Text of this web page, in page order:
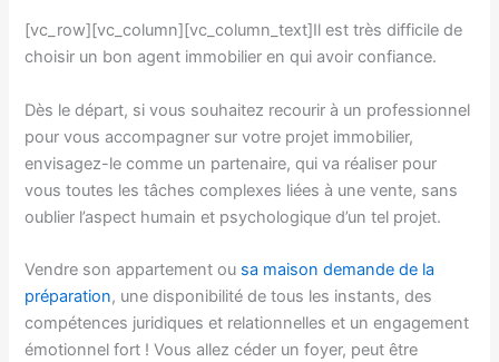
[vc_row][vc_column][vc_column_text]Il est très difficile de
choisir un bon agent immobilier en qui avoir confiance.
Dès le départ, si vous souhaitez recourir à un professionnel
pour vous accompagner sur votre projet immobilier,
envisagez-le comme un partenaire, qui va réaliser pour
vous toutes les tâches complexes liées à une vente, sans
oublier l’aspect humain et psychologique d’un tel projet.
Vendre son appartement ou sa maison demande de la
préparation, une disponibilité de tous les instants, des
compétences juridiques et relationnelles et un engagement
émotionnel fort ! Vous allez céder un foyer, peut être